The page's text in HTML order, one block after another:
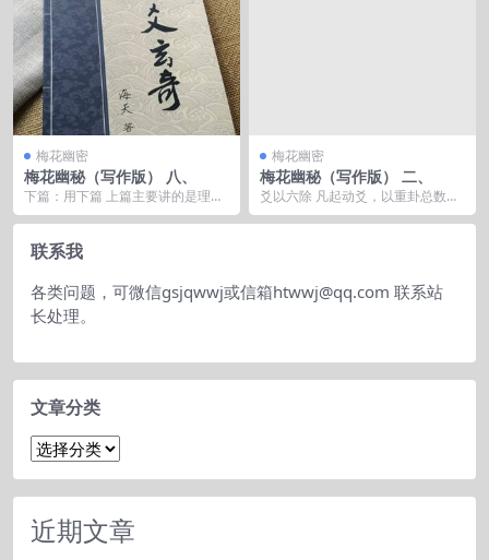
梅花幽密
梅花幽秘（写作版） 八、
下篇：用下篇 上篇主要讲的是理
法，聪明人，在梅花易上下过功夫
的人，如果你真的翻看...
梅花幽密
梅花幽秘（写作版） 二、
爻以六除 凡起动爻，以重卦总数除
六，以零作动爻。如不满六，止用
此数为动爻，不必再...
联系我
各类问题，可微信gsjqwwj或信箱htwwj@qq.com 联系站
长处理。
文章分类
文
分
类
近期文章